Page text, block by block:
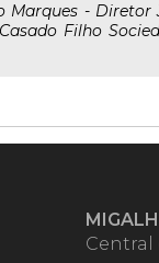
Marques - Diretor
Filho